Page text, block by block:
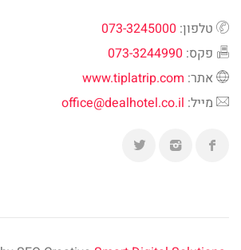
טלפון: 073-3245000
פקס: 073-3244990
אתר: www.tiplatrip.com
מייל: office@dealhotel.co.il